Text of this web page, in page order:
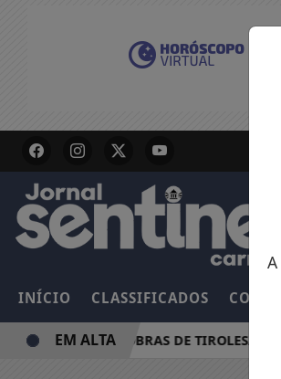
INÍCIO CLASSIFICADOS
DE OBRAS DE TIROLESA NO
EM ALTA